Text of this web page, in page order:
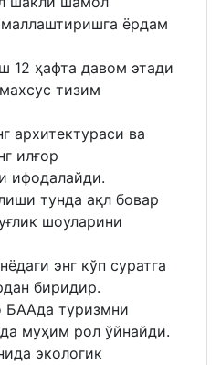
ёрдам
12 ҳафта давом этади
тизим
архитектураси ва
илғор
ифодалайди.
тунда ақл бовар
шоуларини
энг кўп суратга
биридир.
БААда туризмни
муҳим рол ўйнайди.
экологик